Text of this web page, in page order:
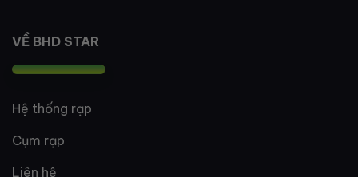
VỀ BHD STAR
Hệ thống rạp
Cụm rạp
Liên hệ